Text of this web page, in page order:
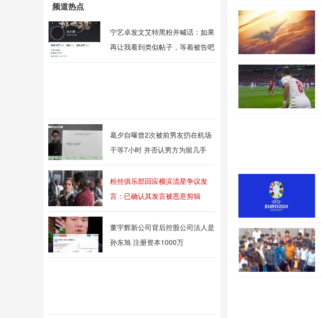
频道热点
宁艺卓发文艾特黑粉并喊话：如果
再让我看到类似帖子，等着被告吧
葛夕自曝曾2次被前男友扔在机场
干等7小时 并否认男方为留几手
粉丝俱乐部回应横滨流星争议发
言：已确认其发言被恶意剪辑
董宇辉新公司背后控股公司法人是
孙东旭 注册资本1000万